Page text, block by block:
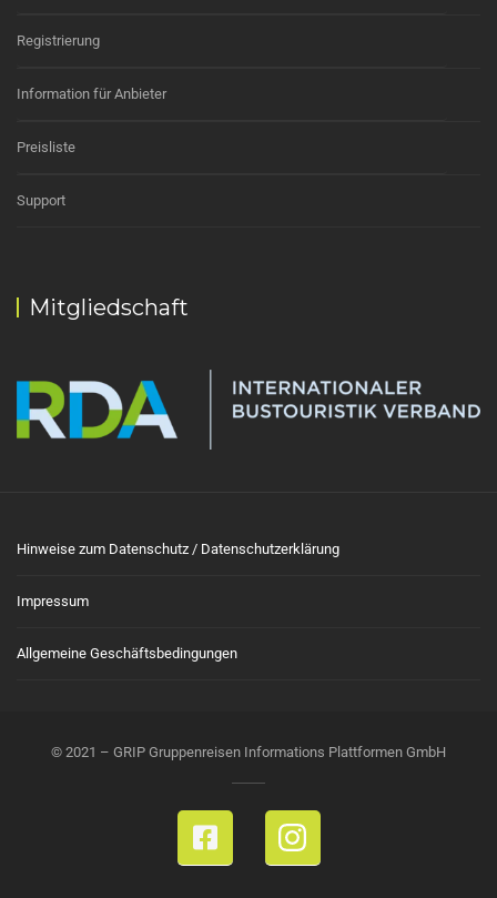
Registrierung
Information für Anbieter
Preisliste
Support
Mitgliedschaft
Hinweise zum Datenschutz / Datenschutzerklärung
Impressum
Allgemeine Geschäftsbedingungen
© 2021 – GRIP Gruppenreisen Informations Plattformen GmbH